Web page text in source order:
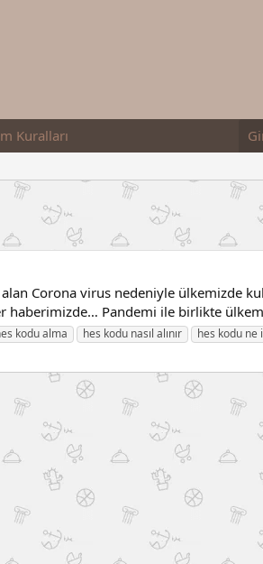
Kuralları
alan Corona virus nedeniyle ülkemizde
haberimizde… Pandemi ile birlikte
kodu alma hes kodu nasıl alınır hes kodu ne